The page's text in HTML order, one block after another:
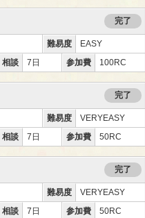
完了
難易度
EASY
相談 7日 参加費 100RC
完了
難易度
VERYEASY
相談 7日 参加費 50RC
完了
難易度
VERYEASY
相談 7日 参加費 50RC